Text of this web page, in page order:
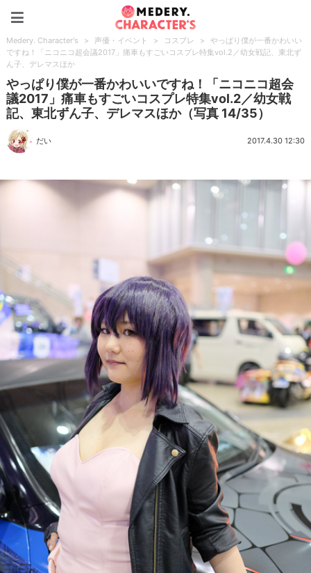
Medery. Character's > 声優・イベント > コスプレ >
やっぱり僕が一番かわいい
ですね！「ニコニコ超会議2017」痛車もすごいコスプレ特集vol.2／幼女戦記、東北ず
ん子、デレマスほか
やっぱり僕が一番かわいいですね！「ニコニコ超会
議2017」痛車もすごいコスプレ特集vol.2／幼女戦
記、東北ずん子、デレマスほか（写真 14/35）
だい 2017.4.30 12:30